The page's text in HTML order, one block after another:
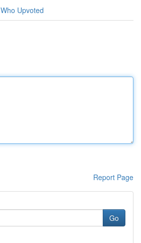
Who Upvoted
Report Page
Go